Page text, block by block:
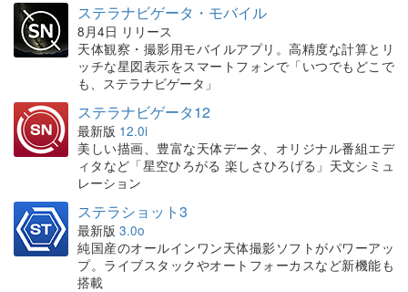
ステラナビゲータ・モバイル
8月4日 リリース
天体観察・撮影用モバイルアプリ。高精度な計算とリ
ッチな星図表示をスマートフォンで「いつでもどこで
も、ステラナビゲータ」
ステラナビゲータ12
最新版 12.0i
美しい描画、豊富な天体データ、オリジナル番組エデ
ィタなど「星空ひろがる 楽しさひろげる」天文シミュ
レーション
ステラショット3
最新版 3.0o
純国産のオールインワン天体撮影ソフトがパワーアッ
プ。ライブスタックやオートフォーカスなど新機能も
搭載